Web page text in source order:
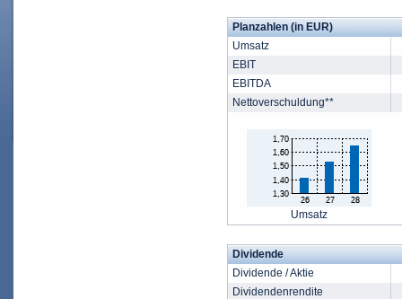
Planzahlen (in EUR)
Umsatz
EBIT
EBITDA
Nettoverschuldung**
Umsatz
Dividende
Dividende / Aktie
Dividendenrendite